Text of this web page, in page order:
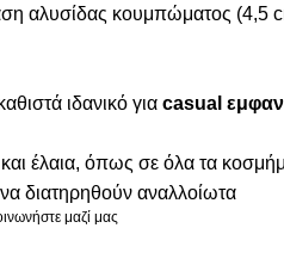
αλυσίδας κουμπώματος (4,5
ιδανικό για casual
έλαια, όπως σε όλα τα
διατηρηθούν αναλλοίωτα
μαζί μας